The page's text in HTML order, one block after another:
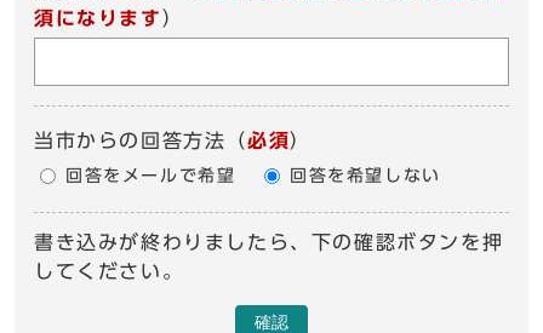
須になります ）
当市からの回答方法 （必須）
回答をメールで希望 回答を希望しない
書き込みが終わりましたら、下の確認ボタンを押
してください。
確認